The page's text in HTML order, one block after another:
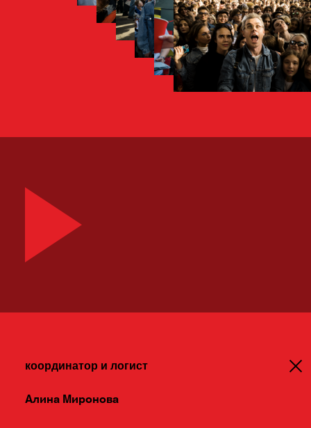
Топлес, а в финале 5 самых стильных и
умных претендентов сразились в
интеллектуальной битве.
денежные призы и сувениры. А
подарками.
координатор и логист
Алина Миронова